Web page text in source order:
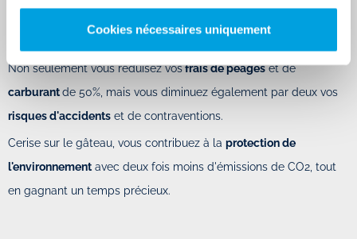
Cookies nécessaires uniquement
Non seulement vous réduisez vosfrais de péageset de
carburantde 50%, mais vous diminuez également par deux vos
risques d'accidents et de contraventions.
Cerise sur le gâteau, vous contribuez à la protection de
l'environnementavec deux fois moins d'émissions de CO2, tout
en gagnant un temps précieux.